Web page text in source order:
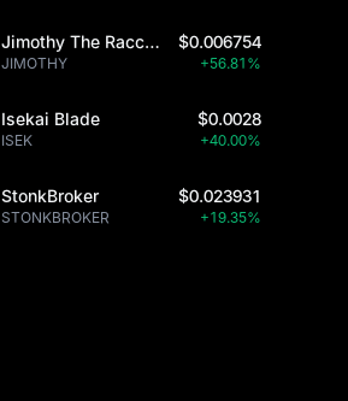
Jimothy The Raccoon
JIMOTHY
$0.006754
+56.81%
Isekai Blade
ISEK
$0.0028
+40.00%
StonkBroker
STONKBROKER
$0.023931
+19.35%